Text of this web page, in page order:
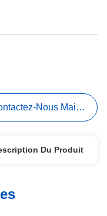
Nous Maintenant
Du Produit